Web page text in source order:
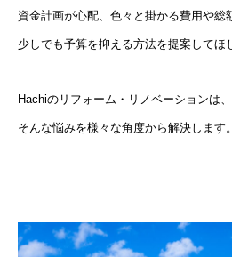
資金計画が心配、色々と掛かる費用や総
少しでも予算を抑える方法を提案してほ
Hachiのリフォーム・リノベーションは、
そんな悩みを様々な角度から解決します。